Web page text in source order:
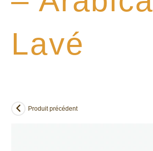
Lavé
Produit précédent